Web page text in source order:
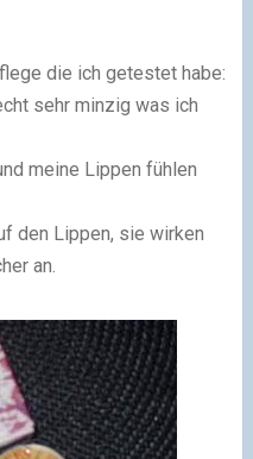
die ich getestet habe:
sehr minzig was ich
meine Lippen fühlen
den Lippen, sie wirken
an.